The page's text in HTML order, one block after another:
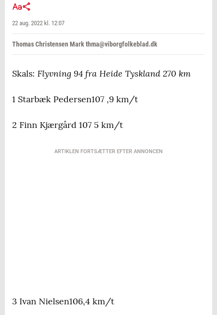
22 aug. 2022 kl. 12:07
Thomas Christensen Mark thma@viborgfolkeblad.dk
Skals: Flyvning 94 fra Heide Tyskland 270 km
1 Starbæk Pedersen107 ,9 km/t
2 Finn Kjærgård 107 5 km/t
ARTIKLEN FORTSÆTTER EFTER ANNONCEN
3 Ivan Nielsen106,4 km/t